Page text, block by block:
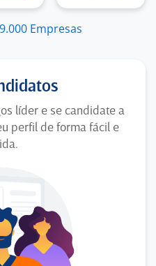
Empresas
líder e se candidate a
perfil de forma fácil e